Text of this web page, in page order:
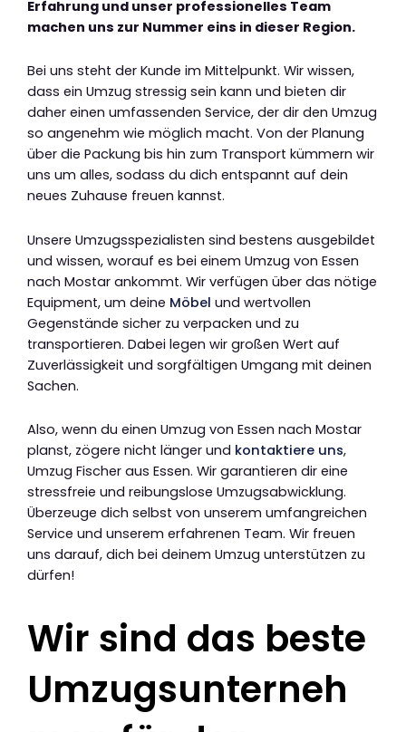
Erfahrung und unser professionelles Team
machen uns zur Nummer eins in dieser Region.
Bei uns steht der Kunde im Mittelpunkt. Wir wissen,
dass ein Umzug stressig sein kann und bieten dir
daher einen umfassenden Service, der dir den Umzug
so angenehm wie möglich macht. Von der Planung
über die Packung bis hin zum Transport kümmern wir
uns um alles, sodass du dich entspannt auf dein
neues Zuhause freuen kannst.
Unsere Umzugsspezialisten sind bestens ausgebildet
und wissen, worauf es bei einem Umzug von Essen
nach Mostar ankommt. Wir verfügen über das nötige
Equipment, um deine Möbel und wertvollen
Gegenstände sicher zu verpacken und zu
transportieren. Dabei legen wir großen Wert auf
Zuverlässigkeit und sorgfältigen Umgang mit deinen
Sachen.
Also, wenn du einen Umzug von Essen nach Mostar
planst, zögere nicht länger und kontaktiere uns,
Umzug Fischer aus Essen. Wir garantieren dir eine
stressfreie und reibungslose Umzugsabwicklung.
Überzeuge dich selbst von unserem umfangreichen
Service und unserem erfahrenen Team. Wir freuen
uns darauf, dich bei deinem Umzug unterstützen zu
dürfen!
Wir sind das beste
Umzugsunterneh